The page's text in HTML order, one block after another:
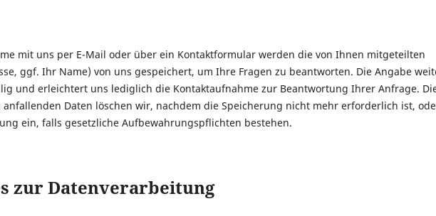
mit uns per E-Mail oder über ein Kontaktformular werden die von Ihnen mitgeteilten
ggf. Ihr Name) von uns gespeichert, um Ihre Fragen zu beantworten. Die Angabe
und erleichtert uns lediglich die Kontaktaufnahme zur Beantwortung Ihrer Anfrage.
anfallenden Daten löschen wir, nachdem die Speicherung nicht mehr erforderlich ist,
ein, falls gesetzliche Aufbewahrungspflichten bestehen.
zur Datenverarbeitung